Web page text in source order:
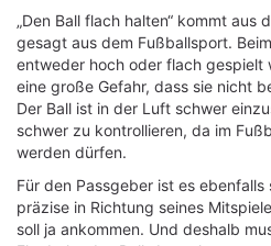
„Den Ball flach halten“ kommt aus
gesagt aus dem Fußballsport.
entweder hoch oder flach gespielt
eine große Gefahr, dass sie nicht
Der Ball ist in der Luft schwer
schwer zu kontrollieren, da im
werden dürfen.
Für den Passgeber ist es
präzise in Richtung seines
soll ja ankommen. Und deshalb